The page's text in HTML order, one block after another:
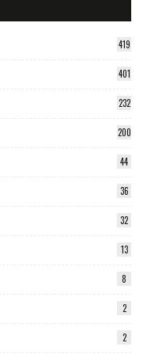
419
401
232
200
44
36
32
13
8
2
2